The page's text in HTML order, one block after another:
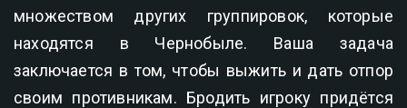
множеством других группировок, которые
находятся в Чернобыле. Ваша задача
заключается в том, чтобы выжить и дать отпор
своим противникам. Бродить игроку придётся